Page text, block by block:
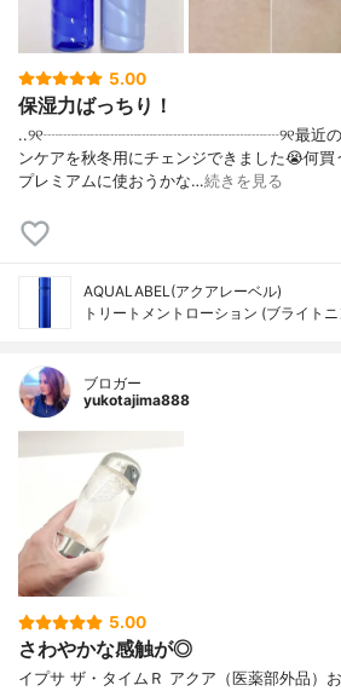
5.00
保湿力ばっちり！
..୨୧┈┈┈┈┈┈┈┈┈┈┈┈┈┈┈୨୧最近のス
ンケアを秋冬用にチェンジできました😭何買
プレミアムに使おうかな…続きを見る
AQUALABEL(アクアレーベル)
トリートメントローション (ブライト
ブロガー
yukotajima888
5.00
さわやかな感触が◎
イプサ ザ・タイムＲ アクア（医薬部外品）